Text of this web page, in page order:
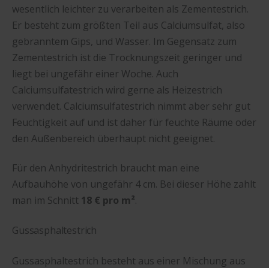
wesentlich leichter zu verarbeiten als Zementestrich.
Er besteht zum größten Teil aus Calciumsulfat, also
gebranntem Gips, und Wasser. Im Gegensatz zum
Zementestrich ist die Trocknungszeit geringer und
liegt bei ungefähr einer Woche. Auch
Calciumsulfatestrich wird gerne als Heizestrich
verwendet. Calciumsulfatestrich nimmt aber sehr gut
Feuchtigkeit auf und ist daher für feuchte Räume oder
den Außenbereich überhaupt nicht geeignet.
Für den Anhydritestrich braucht man eine
Aufbauhöhe von ungefähr 4 cm. Bei dieser Höhe zahlt
man im Schnitt 18 € pro m².
Gussasphaltestrich
Gussasphaltestrich besteht aus einer Mischung aus